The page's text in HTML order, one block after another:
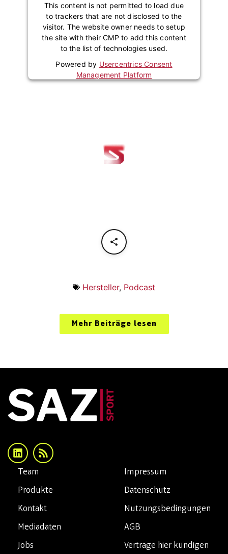
This content is not permitted to load due
to trackers that are not disclosed to the
visitor. The website owner needs to setup
the site with their CMP to add this content
to the list of technologies used.
Powered by Usercentrics Consent
Management Platform
Hersteller, Podcast
Mehr Beiträge lesen
Impressum
Datenschutz
Nutzungsbedingungen
AGB
Verträge hier kündigen
Team
Produkte
Kontakt
Mediadaten
Jobs